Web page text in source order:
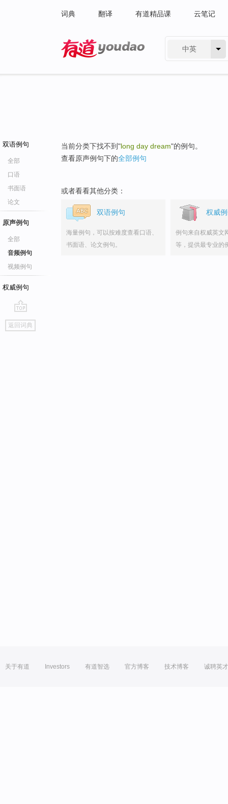
词典 翻译 有道精品课 云笔记
中英
双语例句
全部
口语
书面语
论文
原声例句
全部
音频例句
视频例句
权威例句
go
top
返回词典
当前分类下找不到"long day dream"的例句。
查看原声例句下的全部例句
或者看看其他分类：
双语例句
海量例句，可以按难度查看口语、
书面语、论文例句。
权威
例句来自权威英文
等，提供最专业的
关于有道 Investors 有道智选 官方博客 技术博客 诚聘英才